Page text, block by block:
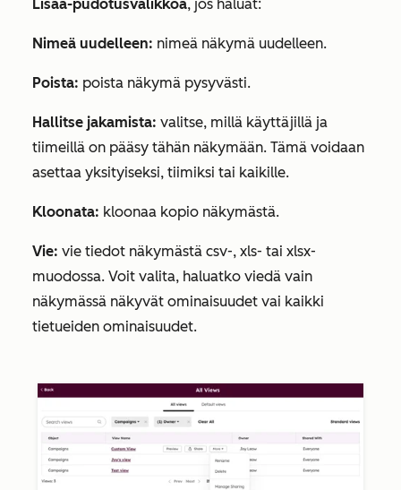
Lisää-pudotusvalikkoa, jos haluat:
Nimeä uudelleen: nimeä näkymä uudelleen.
Poista: poista näkymä pysyvästi.
Hallitse jakamista: valitse, millä käyttäjillä ja
tiimeillä on pääsy tähän näkymään. Tämä voidaan
asettaa yksityiseksi, tiimiksi tai kaikille.
Kloonata: kloonaa kopio näkymästä.
Vie: vie tiedot näkymästä csv-, xls- tai xlsx-
muodossa. Voit valita, haluatko viedä vain
näkymässä näkyvät ominaisuudet vai kaikki
tietueiden ominaisuudet.